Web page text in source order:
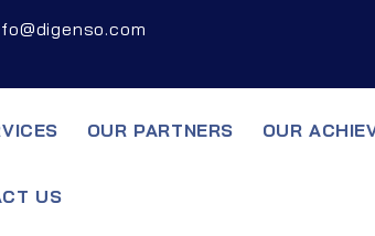
OUR PARTNERS OUR
US